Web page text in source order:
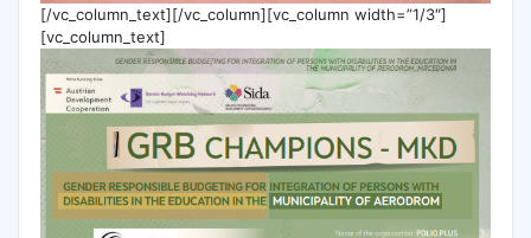
[/vc_column_text][/vc_column][vc_column width=”1/3″]
[vc_column_text]